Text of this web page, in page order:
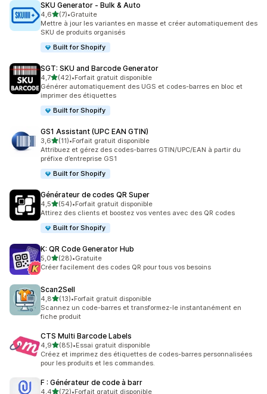
SKU Generator ‑ Bulk & Auto
4,6étoile(s) sur 5
(7)
7 avis au total
•Gratuite
Mettre à jour les variantes en masse et créer automatiquement des
SKU de produits organisés
Built for Shopify
SGT: SKU and Barcode Generator
4,7étoile(s) sur 5
(42)
42 avis au total
•Forfait gratuit disponible
Générer automatiquement des UGS et codes-barres en bloc et
imprimer des étiquettes
Built for Shopify
GS1 Assistant (UPC EAN GTIN)
3,6étoile(s) sur 5
(11)
11 avis au total
•Forfait gratuit disponible
Attribuez et gérez des codes-barres GTIN/UPC/EAN à partir du
préfixe d’entreprise GS1
Built for Shopify
Générateur de codes QR Super
4,5étoile(s) sur 5
(54)
54 avis au total
•Forfait gratuit disponible
Attirez des clients et boostez vos ventes avec des QR codes
Built for Shopify
K: QR Code Generator Hub
5,0étoile(s) sur 5
(28)
28 avis au total
•Gratuite
Créer facilement des codes QR pour tous vos besoins
Scan2Sell
4,8étoile(s) sur 5
(13)
13 avis au total
•Forfait gratuit disponible
Scannez un code-barres et transformez-le instantanément en
fiche produit
CTS Multi Barcode Labels
4,9étoile(s) sur 5
(85)
85 avis au total
•Essai gratuit disponible
Créez et imprimez des étiquettes de codes-barres personnalisées
pour les produits et les commandes.
F : Générateur de code à barr
4,4étoile(s) sur 5
(72)•Forfait gratuit disponible